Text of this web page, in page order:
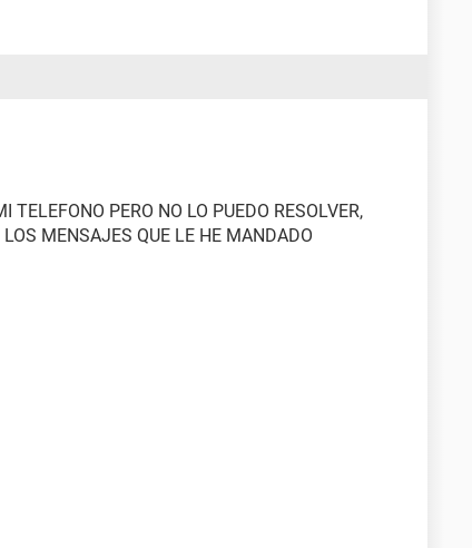
TELEFONO PERO NO LO PUEDO RESOLVER,
MENSAJES QUE LE HE MANDADO